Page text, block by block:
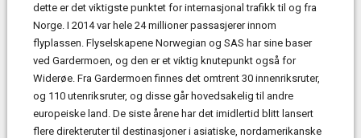
dette er det viktigste punktet for internasjonal trafikk til og fra
Norge. I 2014 var hele 24 millioner passasjerer innom
flyplassen. Flyselskapene Norwegian og SAS har sine baser
ved Gardermoen, og den er et viktig knutepunkt også for
Widerøe. Fra Gardermoen finnes det omtrent 30 innenriksruter,
og 110 utenriksruter, og disse går hovedsakelig til andre
europeiske land. De siste årene har det imidlertid blitt lansert
flere direkteruter til destinasjoner i asiatiske, nordamerikanske